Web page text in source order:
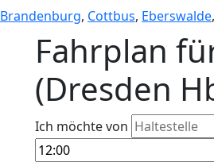
Brandenburg, Cottbus, Eberswalde,
Fahrplan
(Dresden
Ich möchte von